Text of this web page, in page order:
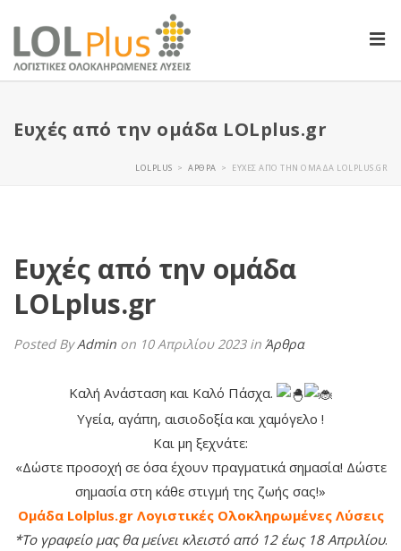
Ευχές από την ομάδα LOLplus.gr
LOLPLUS > ΆΡΘΡΑ > ΕΥΧΈΣ ΑΠΌ ΤΗΝ ΟΜΆΔΑ LOLPLUS.GR
Ευχές από την ομάδα
LOLplus.gr
Posted ByAdmin on 10 Απριλίου 2023in Άρθρα
Καλή Ανάσταση και Καλό Πάσχα.
Υγεία, αγάπη, αισιοδοξία και χαμόγελο !
Και μη ξεχνάτε:
«Δώστε προσοχή σε όσα έχουν πραγματικά σημασία! Δώστε
σημασία στη κάθε στιγμή της ζωής σας!»
Oμάδα Lolplus.grΛογιστικές Ολοκληρωμένες Λύσεις
*Το γραφείο μας θα μείνει κλειστό από 12 έως 18 Απριλίου.